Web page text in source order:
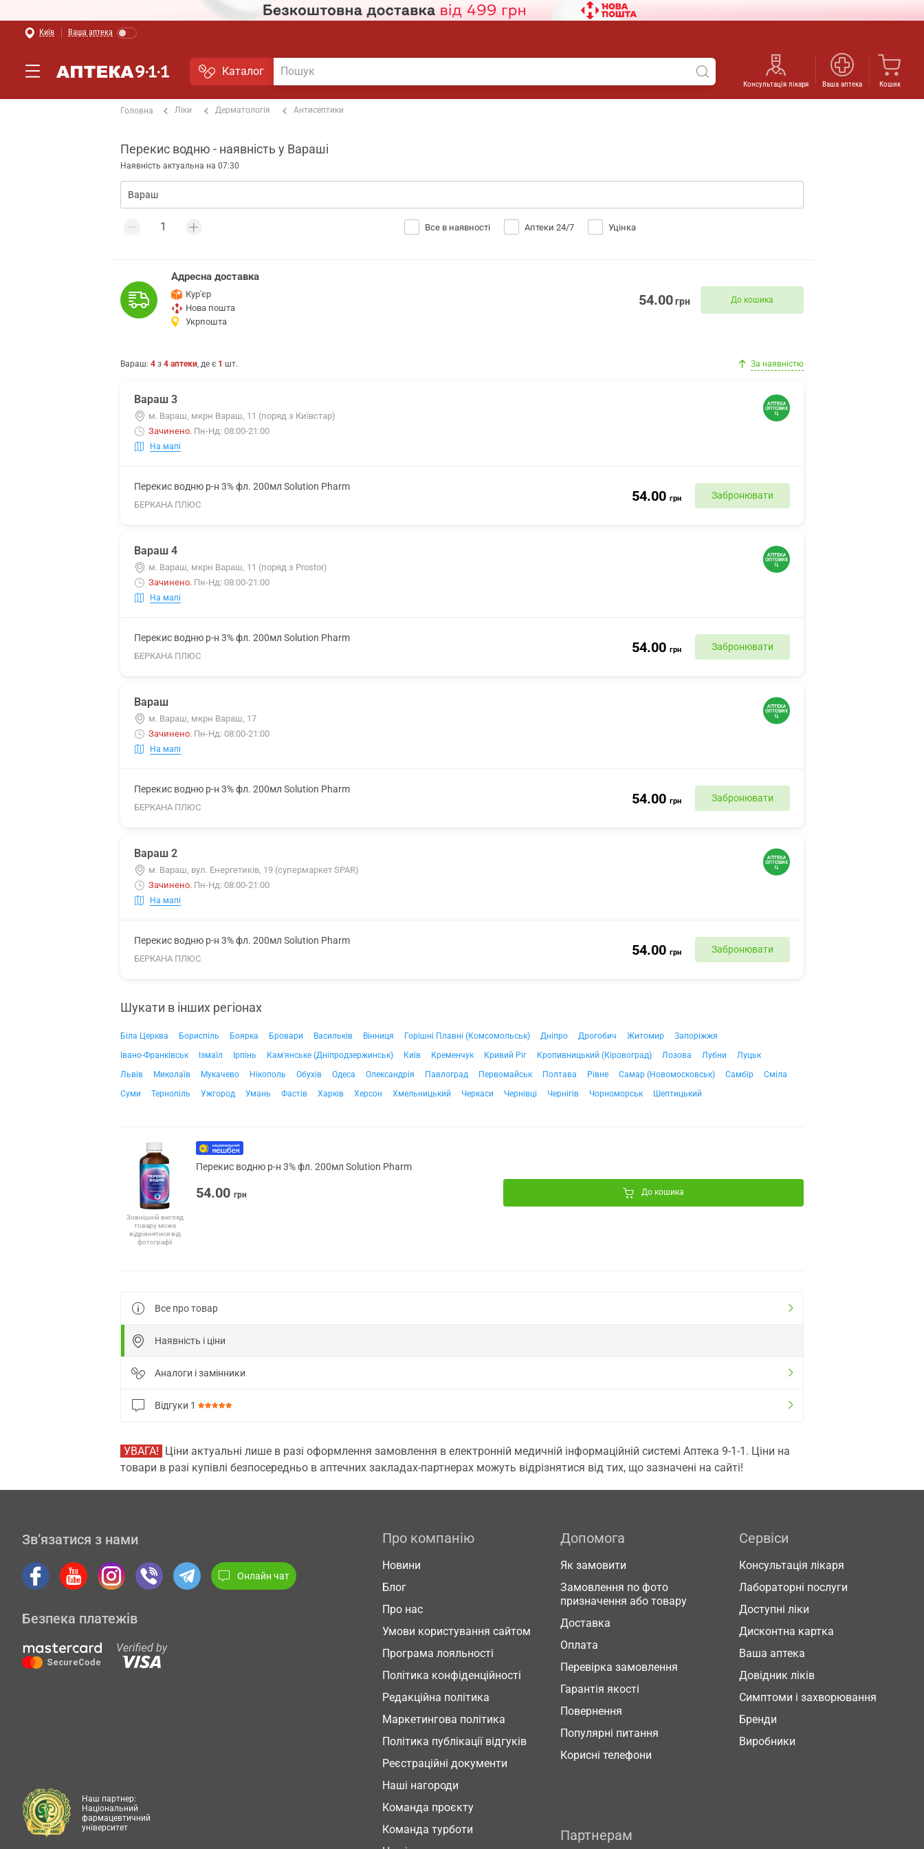
Київ Ваша аптека
Каталог
Консультація лікаря Ваша аптека Кошик
Головна Ліки Дерматологія Антисептики
Перекис водню - наявність у Вараші
Наявність актуальна на 07:30
Все в наявності Аптеки 24/7 Уцінка
Адресна доставка
Кур'єр
Нова пошта
Укрпошта
54.00грн До кошика
Вараш: 4 з 4 аптеки, де є 1 шт. За наявністю
Вараш 3
м. Вараш, мкрн Вараш, 11 (поряд з Київстар)
Зачинено. Пн-Нд: 08:00-21:00
На мапі
Перекис водню р-н 3% фл. 200мл Solution Pharm
БЕРКАНА ПЛЮС
54.00 грн Забронювати
Вараш 4
м. Вараш, мкрн Вараш, 11 (поряд з Prostor)
Зачинено. Пн-Нд: 08:00-21:00
На мапі
Перекис водню р-н 3% фл. 200мл Solution Pharm
БЕРКАНА ПЛЮС
54.00 грн Забронювати
Вараш
м. Вараш, мкрн Вараш, 17
Зачинено. Пн-Нд: 08:00-21:00
На мапі
Перекис водню р-н 3% фл. 200мл Solution Pharm
БЕРКАНА ПЛЮС
54.00 грн Забронювати
Вараш 2
м. Вараш, вул. Енергетиків, 19 (супермаркет SPAR)
Зачинено. Пн-Нд: 08:00-21:00
На мапі
Перекис водню р-н 3% фл. 200мл Solution Pharm
БЕРКАНА ПЛЮС
54.00 грн Забронювати
Шукати в інших регіонах
Біла Церква Бориспіль Боярка Бровари Васильків Вінниця Горішні Плавні (Комсомольськ) Дніпро Дрогобич Житомир
Запоріжжя
Івано-Франківськ
Ізмаїл Ірпінь Кам'янське (Дніпродзержинськ) Київ Кременчук Кривий Ріг Кропивницький (Кіровоград) Лозова Лубни
Луцьк
Львів
Миколаїв Мукачево Нікополь Обухів Одеса Олександрія Павлоград Первомайськ Полтава Рівне Самар (Новомосковськ) Самбір
Сміла
Суми
Тернопіль Ужгород Умань Фастів Харків Херсон Хмельницький Черкаси Чернівці Чернігів Чорноморськ Шептицький
Зовнішній вигляд
товару може
відрізнятися від
фотографії
Перекис водню р-н 3% фл. 200мл Solution Pharm
54.00 грн До кошика
Все про товар
Наявність і ціни
Аналоги і замінники
Відгуки 1
УВАГА! Ціни актуальні лише в разі оформлення замовлення в електронній медичній інформаційній системі Аптека 9-1-1. Ціни на
товари в разі купівлі безпосередньо в аптечних закладах-партнерах можуть відрізнятися від тих, що зазначені на сайті!
Зв’язатися з нами
Онлайн чат
Безпека платежів
Про компанію
Новини
Блог
Про нас
Умови користування сайтом
Програма лояльності
Політика конфіденційності
Редакційна політика
Маркетингова політика
Політика публікації відгуків
Реєстраційні документи
Наші нагороди
Команда проєкту
Команда турботи
Допомога
Як замовити
Замовлення по фото
призначення або товару
Доставка
Оплата
Перевірка замовлення
Гарантія якості
Повернення
Популярні питання
Корисні телефони
Сервіси
Консультація лікаря
Лабораторні послуги
Доступні ліки
Дисконтна картка
Ваша аптека
Довідник ліків
Симптоми і захворювання
Бренди
Виробники
Партнерам
Наш партнер:
Національний
фармацевтичний
університет